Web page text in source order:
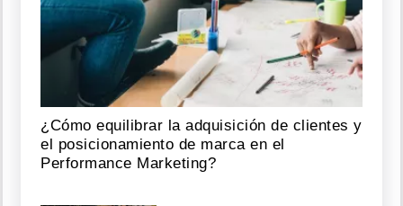
¿Cómo equilibrar la adquisición de clientes y
el posicionamiento de marca en el
Performance Marketing?